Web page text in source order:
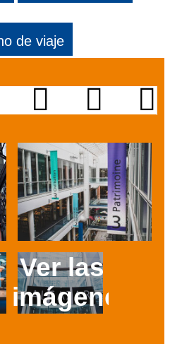
de viaje
Ver las 4
imágenes